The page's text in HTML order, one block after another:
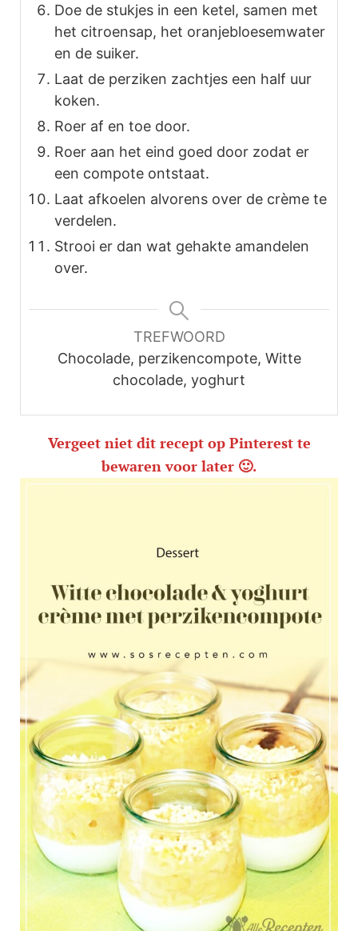
Doe de stukjes in een ketel, samen met
het citroensap, het oranjebloesemwater
en de suiker.
Laat de perziken zachtjes een half uur
koken.
Roer af en toe door.
Roer aan het eind goed door zodat er
een compote ontstaat.
Laat afkoelen alvorens over de crème te
verdelen.
Strooi er dan wat gehakte amandelen
over.
TREFWOORD
Chocolade, perzikencompote, Witte
chocolade, yoghurt
Vergeet niet dit recept op Pinterest te
bewaren voor later 🙂.